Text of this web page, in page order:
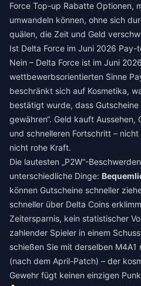
Force Top-up Rabatte Optionen,
umwandeln können, ohne sich
quälen, die Zeit und Geld
Ist Delta Force im Juni 2026 Pay-
Nein – Delta Force ist im Juni
wettbewerbsorientierten Sinne
beschränkt sich auf Kosmetika,
bestätigt wurde, dass Gutscheine
gewähren“. Geld kauft
und schnelleren Fortschritt –
nicht rohe Kraft.
Die lautesten „P2W“-
unterschiedliche Dinge:
können Gutscheine schneller
schneller über Delta Coins
Zeitersparnis, kein statistischer
zahlender Spieler in einem
schießen Sie mit derselben M4A1
(nach dem April-Patch) – der
Gewehr fügt keinen einzigen